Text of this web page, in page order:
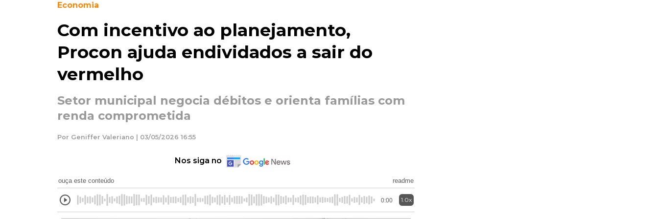
Economia
Com incentivo ao planejamento,
Procon ajuda endividados a sair do
vermelho
Setor municipal negocia débitos e orienta famílias com
renda comprometida
Por Geniffer Valeriano | 03/05/2026 16:55
Nos siga no
ouça este conteúdo readme
0:00 1.0x